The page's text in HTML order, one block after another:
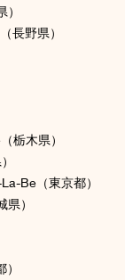
長野県）
栃木県）
Be（東京都）
）